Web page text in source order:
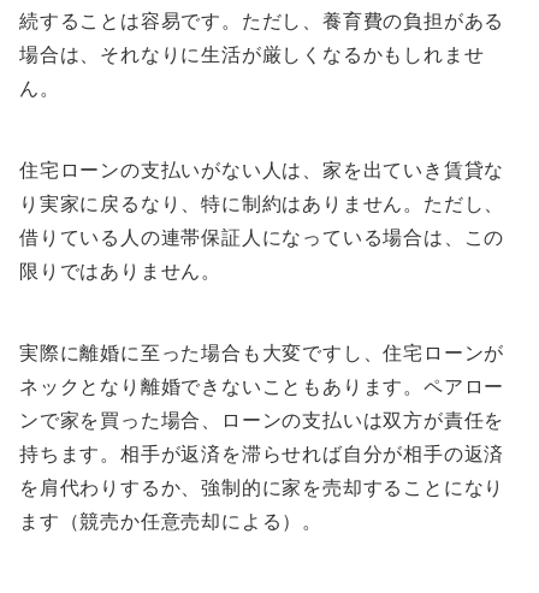
続することは容易です。ただし、養育費の負担がある
場合は、それなりに生活が厳しくなるかもしれませ
ん。
住宅ローンの支払いがない人は、家を出ていき賃貸な
り実家に戻るなり、特に制約はありません。ただし、
借りている人の連帯保証人になっている場合は、この
限りではありません。
実際に離婚に至った場合も大変ですし、住宅ローンが
ネックとなり離婚できないこともあります。ペアロー
ンで家を買った場合、ローンの支払いは双方が責任を
持ちます。相手が返済を滞らせれば自分が相手の返済
を肩代わりするか、強制的に家を売却することになり
ます（競売か任意売却による）。